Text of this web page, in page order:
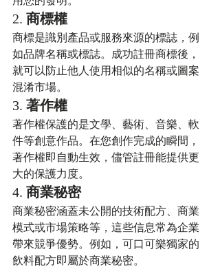
2. 商標權
商標是識別產品或服務來源的標誌，例
如品牌名稱或標誌。成功註冊商標後，
就可以防止他人使用相似的名稱或圖案
混淆市場。
3. 著作權
著作權保護的是文學、藝術、音樂、軟
件等創意作品。在您創作完成的瞬間，
著作權即自動生效，儘管註冊能提供更
大的保護力度。
4. 商業秘密
商業秘密涵蓋未公開的技術配方、商業
模式或市場策略等，這些信息常為企業
帶來競爭優勢。例如，可口可樂獨家的
飲料配方即屬於商業秘密。